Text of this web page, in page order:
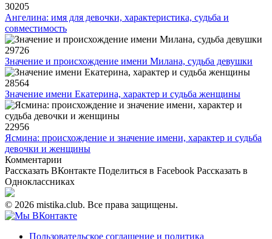
30205
Ангелина: имя для девочки, характеристика, судьба и
совместимость
29726
Значение и происхождение имени Милана, судьба девушки
28564
Значение имени Екатерина, характер и судьба женщины
22956
Ясмина: происхождение и значение имени, характер и судьба
девочки и женщины
Комментарии
Рассказать ВКонтакте Поделиться в Facebook Рассказать в
Одноклассниках
© 2026 mistika.club. Все права защищены.
Пользовательское соглашение и политика